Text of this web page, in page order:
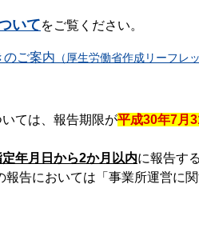
いてをご覧ください。
のご案内 （厚生労働省作成リーフレ
ては、報告期限が平成30年7月
定年月日から2か月以内に報告す
告においては「事業所運営に